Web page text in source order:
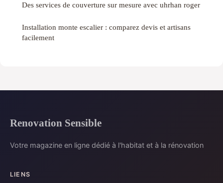
Des services de couverture sur mesure avec uhrhan roger
Installation monte escalier : comparez devis et artisans
facilement
Renovation Sensible
Votre magazine en ligne dédié à l'habitat et à la rénovation
LIENS